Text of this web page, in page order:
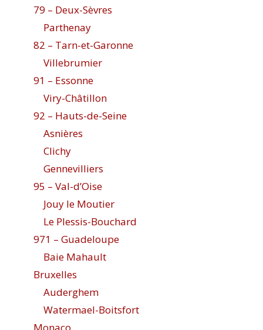
79 – Deux-Sèvres
Parthenay
82 – Tarn-et-Garonne
Villebrumier
91 – Essonne
Viry-Châtillon
92 – Hauts-de-Seine
Asnières
Clichy
Gennevilliers
95 – Val-d’Oise
Jouy le Moutier
Le Plessis-Bouchard
971 – Guadeloupe
Baie Mahault
Bruxelles
Auderghem
Watermael-Boitsfort